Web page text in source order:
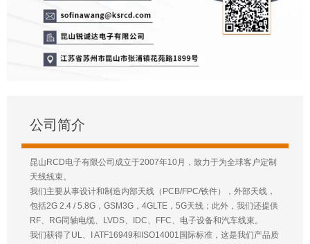
公司简介
昆山RCD电子有限公司成立于2007年10月，致力于为全球客户定制
天线线束。
我们主要从事设计和制造内部天线（PCB/FPC/铁件），外部天线，
包括2G 2.4 / 5.8G，GSM3G，4GLTE，5G天线；此外，我们还提供
RF、RG同轴电缆、LVDS、IDC、FFC、电子设备和汽车线束。
我们获得了UL、I ATF16949和ISO14001国际标准，这是我们产品质